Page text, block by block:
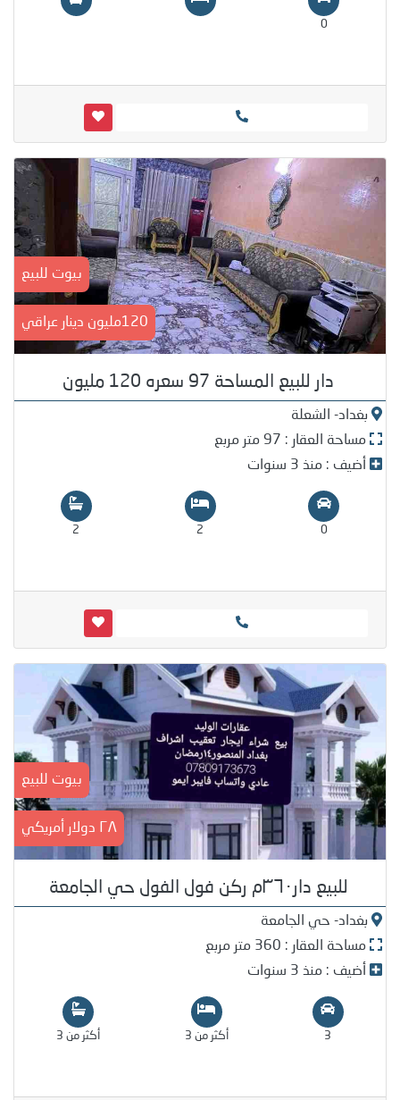
0
بيوت للبيع
120مليون دينار عراقي
دار للبيع المساحة 97 سعره 120 مليون
بغداد- الشعلة
مساحة العقار : 97 متر مربع
أضيف : منذ 3 سنوات
0
2
2
بيوت للبيع
٢٨ دولار أمريكي
للبيع دار٣٦٠م ركن فول الفول حي الجامعة
بغداد- حي الجامعة
مساحة العقار : 360 متر مربع
أضيف : منذ 3 سنوات
3 أكثر من 3 أكثر من 3